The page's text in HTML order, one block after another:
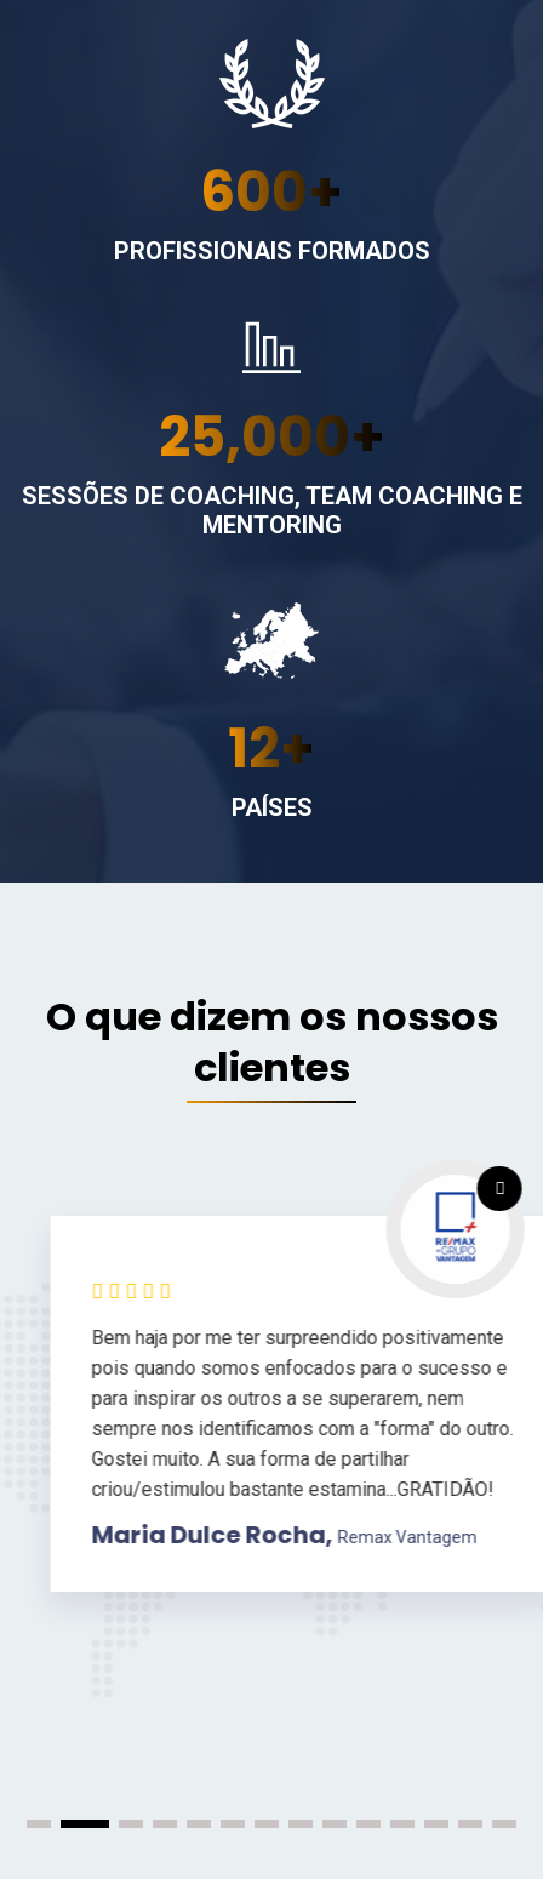
600+
PROFISSIONAIS FORMADOS
25,000+
SESSÕES DE COACHING, TEAM COACHING E
MENTORING
12+
PAÍSES
O que dizem os nossos
clientes
Bem haja por me ter surpreendido positivamente
pois quando somos enfocados para o sucesso e
para inspirar os outros a se superarem, nem
sempre nos identificamos com a "forma" do outro.
Gostei muito. A sua forma de partilhar
criou/estimulou bastante estamina...GRATIDÃO!
Maria Dulce Rocha, Remax Vantagem